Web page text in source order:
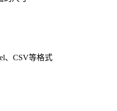
、CSV等格式